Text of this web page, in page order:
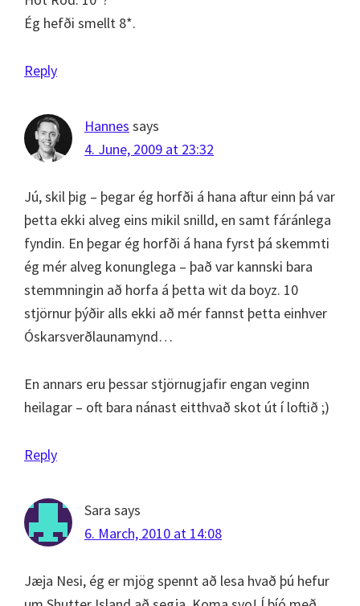
Ég hefði smellt 8*.
Reply
Hannes says
4. June, 2009 at 23:32
Jú, skil þig – þegar ég horfði á hana aftur einn þá var
þetta ekki alveg eins mikil snilld, en samt fáránlega
fyndin. En þegar ég horfði á hana fyrst þá skemmti
ég mér alveg konunglega – það var kannski bara
stemmningin að horfa á þetta wit da boyz. 10
stjörnur þýðir alls ekki að mér fannst þetta einhver
Óskarsverðlaunamynd…
En annars eru þessar stjörnugjafir engan veginn
heilagar – oft bara nánast eitthvað skot út í loftið ;)
Reply
Sara says
6. March, 2010 at 14:08
Jæja Nesi, ég er mjög spennt að lesa hvað þú hefur